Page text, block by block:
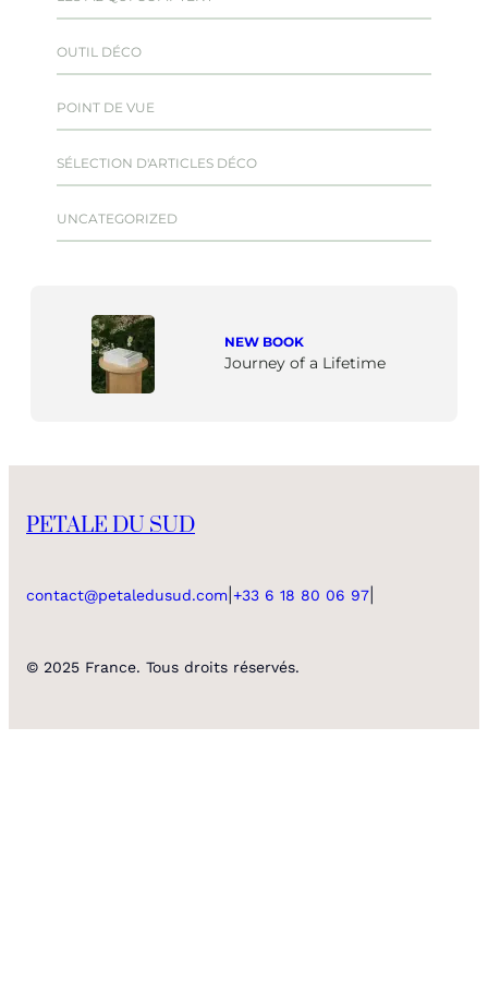
OUTIL DÉCO
POINT DE VUE
SÉLECTION D'ARTICLES DÉCO
UNCATEGORIZED
NEW BOOK
Journey of a Lifetime
PETALE DU SUD
contact@petaledusud.com +33 6 18 80 06 97
© 2025 France. Tous droits réservés.